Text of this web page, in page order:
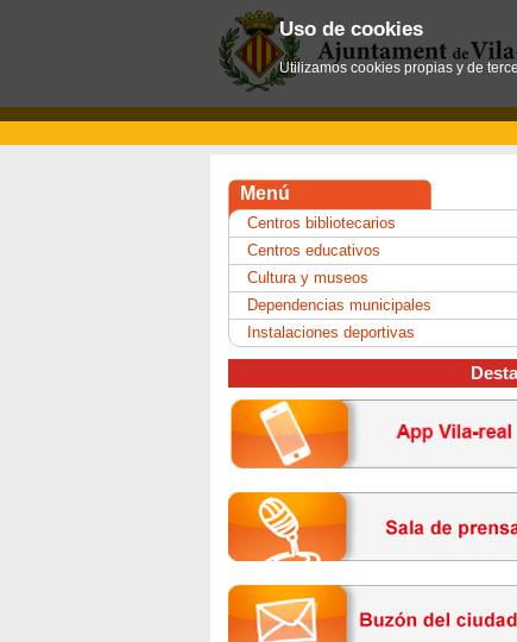
Menú
Centros bibliotecarios
Centros educativos
Cultura y museos
Dependencias municipales
Instalaciones deportivas
Uso de cookies
Utilizamos cookies propias y de